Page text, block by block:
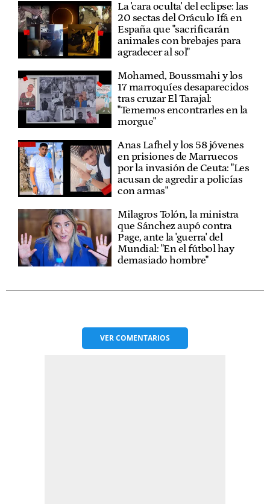
La 'cara oculta' del eclipse: las
20 sectas del Oráculo Ifá en
España que "sacrificarán
animales con brebajes para
agradecer al sol"
Mohamed, Boussmahi y los
17 marroquíes desaparecidos
tras cruzar El Tarajal:
"Tememos encontrarles en la
morgue"
Anas Lafhel y los 58 jóvenes
en prisiones de Marruecos
por la invasión de Ceuta: "Les
acusan de agredir a policías
con armas"
Milagros Tolón, la ministra
que Sánchez aupó contra
Page, ante la 'guerra' del
Mundial: "En el fútbol hay
demasiado hombre"
VERCOMENTARIOS